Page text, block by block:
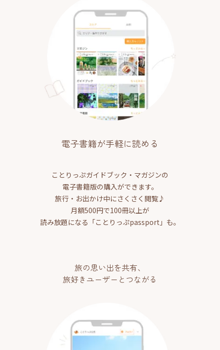
電子書籍が手軽に読める
ことりっぷガイドブック・マガジンの
電子書籍版の購入ができます。
旅行・お出かけ中にさくさく閲覧♪
月額500円で100冊以上が
読み放題になる「ことりっぷpassport」も。
旅の思い出を共有、
旅好きユーザーとつながる